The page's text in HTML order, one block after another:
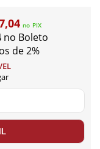
no PIX
no Boleto
de 2%